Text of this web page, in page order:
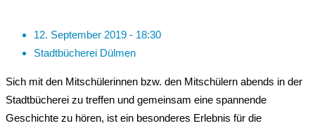
12. September 2019 - 18:30
Stadtbücherei Dülmen
Sich mit den Mitschülerinnen bzw. den Mitschülern abends in der
Stadtbücherei zu treffen und gemeinsam eine spannende
Geschichte zu hören, ist ein besonderes Erlebnis für die